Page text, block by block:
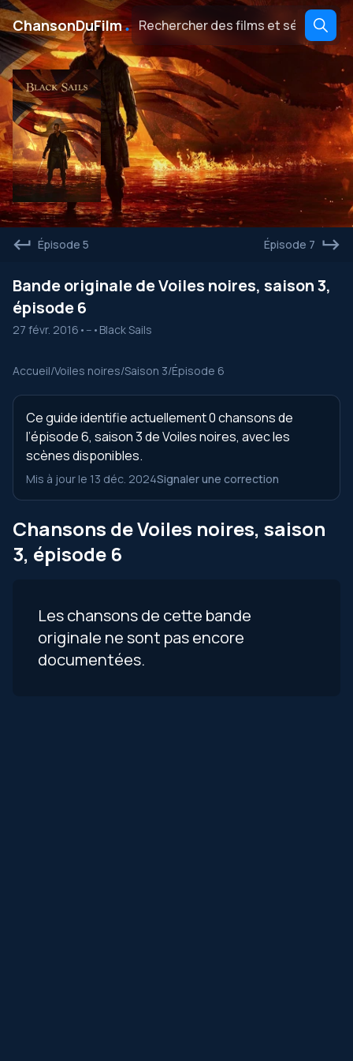
ChansonDuFilm․
Épisode 5 Épisode 7
Bande originale de Voiles noires, saison 3,
épisode 6
27 févr. 2016 • -- • Black Sails
Accueil/Voiles noires/Saison 3/Épisode 6
Ce guide identifie actuellement 0 chansons de
l’épisode 6, saison 3 de Voiles noires, avec les
scènes disponibles.
Mis à jour le 13 déc. 2024Signaler une correction
Chansons de Voiles noires, saison
3, épisode 6
Les chansons de cette bande
originale ne sont pas encore
documentées.